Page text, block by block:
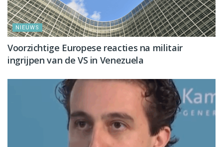
NIEUWS
Voorzichtige Europese reacties na militair
ingrijpen van de VS in Venezuela